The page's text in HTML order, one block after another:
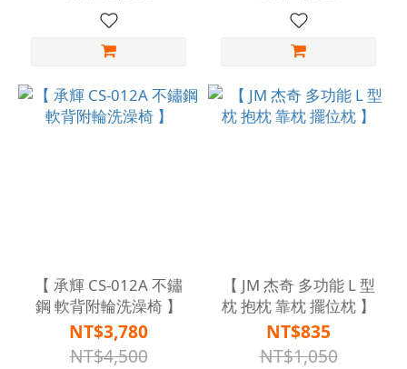
【 承輝 CS-012A 不鏽
鋼 軟背附輪洗澡椅 】
NT$3,780
NT$4,500
【 JM 杰奇 多功能 L 型
枕 抱枕 靠枕 擺位枕 】
NT$835
NT$1,050